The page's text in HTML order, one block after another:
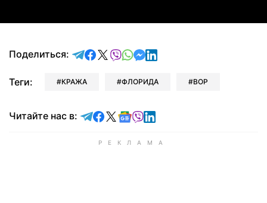
Поделиться: отправить в Telegram
поделиться в Facebook
поделиться в X
отправить в Viber
отправить в Whatsapp
отправить в Messenger
отправить в LinkedIn
Теги: КРАЖА ФЛОРИДА ВОР
Читайте нас в: Читайте в Telegram
Читайте в Facebook
Читайте в X
Читайте в Google news
Читайте в Viber
Читайте в LinkedIn